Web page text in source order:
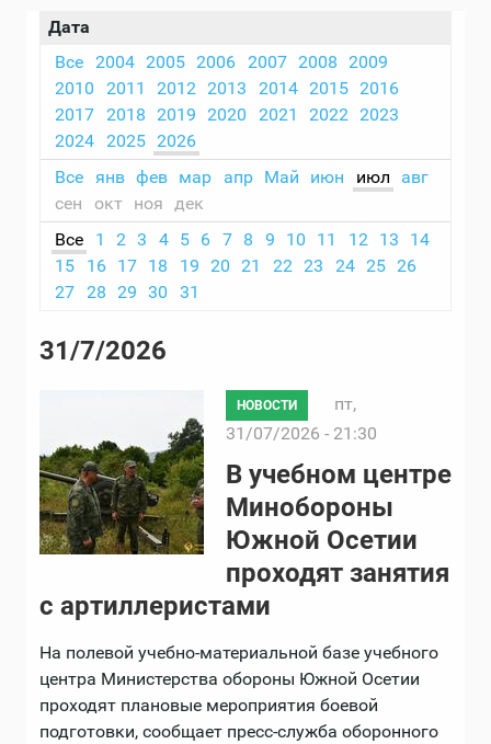
Дата
Все
2004 2005 2006 2007 2008
2009
2010
2011 2012 2013 2014 2015 2016
2017
2018 2019 2020 2021 2022 2023
2024
2025
2026
Все янв фев мар апр Май июн июл
авг
сен
окт ноя дек
Все
1 2 3 4 5 6 7 8 9 10 11 12 13
14
15
16 17 18 19 20 21 22 23 24 25 26
27
28 29 30 31
31/7/2026
НОВОСТИ
пт,
31/07/2026 - 21:30
В учебном центре
Минобороны
Южной Осетии
проходят занятия
с артиллеристами
На полевой учебно-материальной базе учебного
центра Министерства обороны Южной Осетии
проходят плановые мероприятия боевой
подготовки, сообщает пресс-служба оборонного